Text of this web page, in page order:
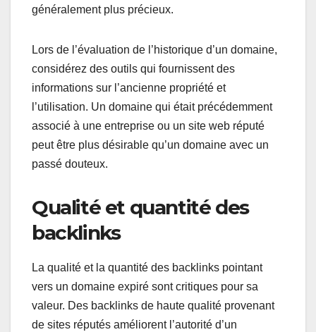
généralement plus précieux.
Lors de l’évaluation de l’historique d’un domaine,
considérez des outils qui fournissent des
informations sur l’ancienne propriété et
l’utilisation. Un domaine qui était précédemment
associé à une entreprise ou un site web réputé
peut être plus désirable qu’un domaine avec un
passé douteux.
Qualité et quantité des
backlinks
La qualité et la quantité des backlinks pointant
vers un domaine expiré sont critiques pour sa
valeur. Des backlinks de haute qualité provenant
de sites réputés améliorent l’autorité d’un